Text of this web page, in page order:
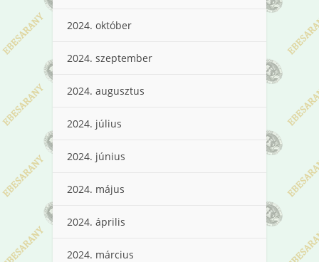
2024. október
2024. szeptember
2024. augusztus
2024. július
2024. június
2024. május
2024. április
2024. március